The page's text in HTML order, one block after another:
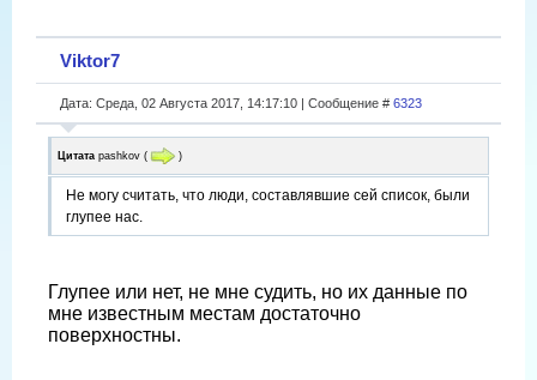
Viktor7
Дата: Среда, 02 Августа 2017, 14:17:10 | Сообщение # 6323
Цитата pashkov ( )
Не могу считать, что люди, составлявшие сей список, были
глупее нас.
Глупее или нет, не мне судить, но их данные по
мне известным местам достаточно
поверхностны.